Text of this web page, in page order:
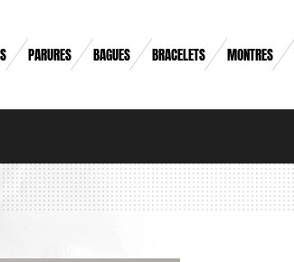
PARURES BAGUES BRACELETS MONTRES